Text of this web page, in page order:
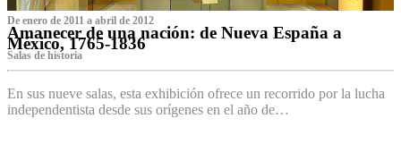
De enero de 2011 a abril de 2012
Amanecer de una nación: de Nueva España a
México, 1765-1836
Salas de historia
En sus nueve salas, esta exhibición ofrece un recorrido por la lucha
independentista desde sus orígenes en el año de…